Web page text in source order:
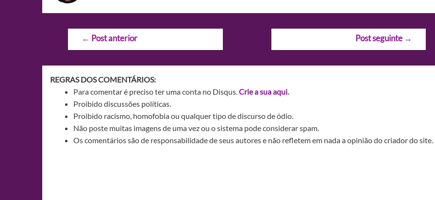
Navegação
← Post anterior Post seguinte →
REGRAS DOS COMENTÁRIOS:
Para comentar é preciso ter uma conta no Disqus.Crie a sua aqui.
Proibido discussões políticas.
Proibido racismo, homofobia ou qualquer tipo de discurso de ódio.
Não poste muitas imagens de uma vez ou o sistema pode considerar spam.
Os comentários são de responsabilidade de seus autores e não refletem em nada a opinião do criador do site.